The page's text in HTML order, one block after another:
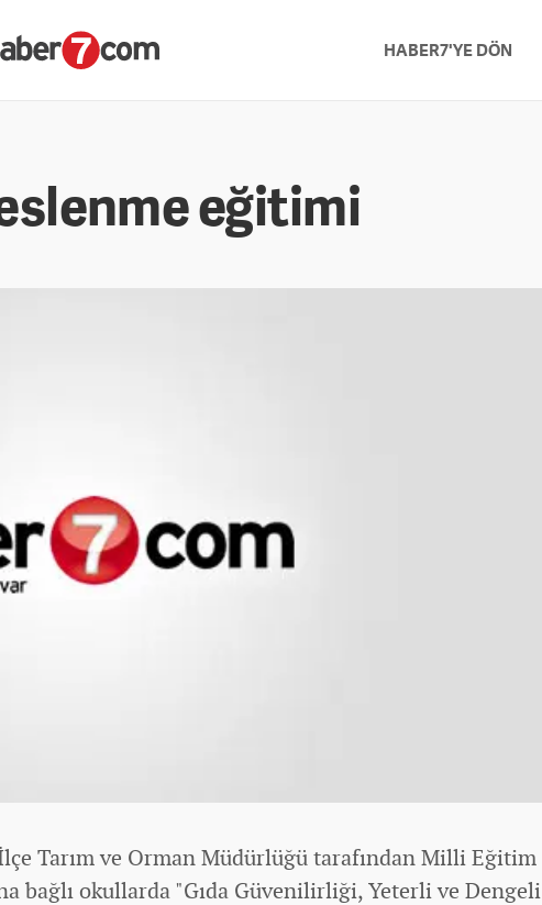
HABER7'YE DÖN
eğitimi
Tarım ve Orman Müdürlüğü tarafından Milli Eğitim
bağlı okullarda "Gıda Güvenilirliği, Yeterli ve Dengeli